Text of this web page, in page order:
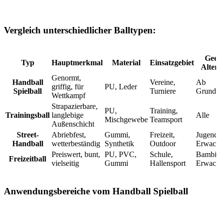
Vergleich unterschiedlicher Balltypen:
Typ Hauptmerkmal Material Einsatzgebiet
Handball
Spielball
Genormt,
griffig, für
Wettkampf
PU, Leder
Vereine,
Turniere
Ab
Trainingsball
Strapazierbare,
langlebige
Außenschicht
PU,
Mischgewebe
Training,
Teamsport
Alle
Street-
Handball
Abriebfest,
wetterbeständig
Gummi,
Synthetik
Freizeit,
Outdoor
Jugend,
Freizeitball
Preiswert, bunt,
vielseitig
PU, PVC,
Gummi
Schule,
Hallensport
Anwendungsbereiche vom Handball Spielball